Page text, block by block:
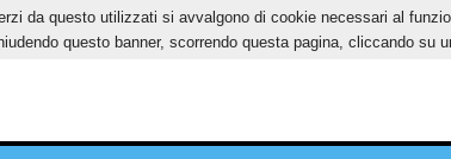
6 AGOSTO 2026 CONTATTI COOKIES PRIVACY
da questo utilizzati si avvalgono di cookie necessari al
questo banner, scorrendo questa pagina, cliccando